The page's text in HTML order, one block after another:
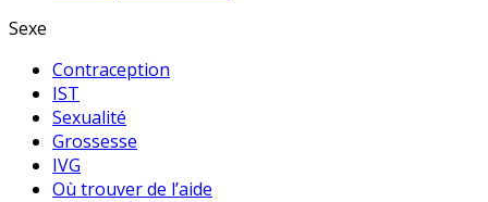
Sexe
Contraception
IST
Sexualité
Grossesse
IVG
Où trouver de l’aide